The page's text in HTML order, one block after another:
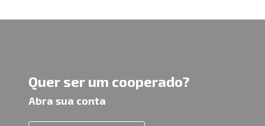
Quer ser um cooperado?
Abra sua conta